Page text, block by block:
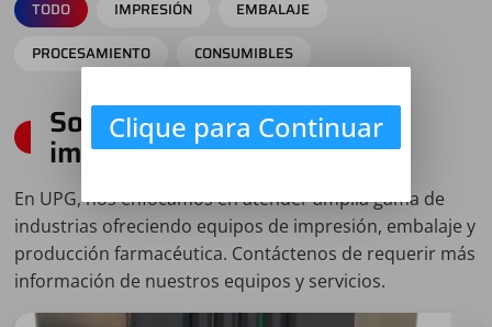
TODO IMPRESIÓN
EMBALAJE
PROCESAMIENTO
CONSUMIBLES
Soluciones integrales de
impresión y embalaje
En UPG, nos enfocamos en atender amplia gama de
industrias ofreciendo equipos de impresión, embalaje y
producción farmacéutica. Contáctenos de requerir más
información de nuestros equipos y servicios.
Clique para Continuar